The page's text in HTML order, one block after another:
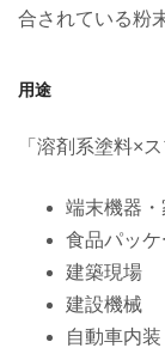
合されている粉
用途
「溶剤系塗料×
端末機器・
食品パッケ
建築現場
建設機械
自動車内装